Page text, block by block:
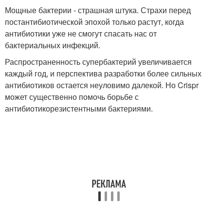
Мощные бактерии - страшная штука. Страхи перед
постантибиотической эпохой только растут, когда
антибиотики уже не смогут спасать нас от
бактериальных инфекций.
Распространенность супербактерий увеличивается
каждый год, и перспектива разработки более сильных
антибиотиков остается неуловимо далекой. Но Crispr
может существенно помочь борьбе с
антибиотикорезистентными бактериями.